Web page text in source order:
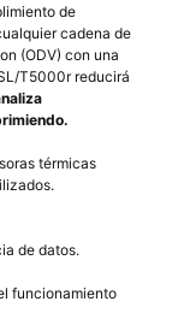
de
cadena de
(ODV) con una
T5000r reducirá
térmicas
de datos.
funcionamiento